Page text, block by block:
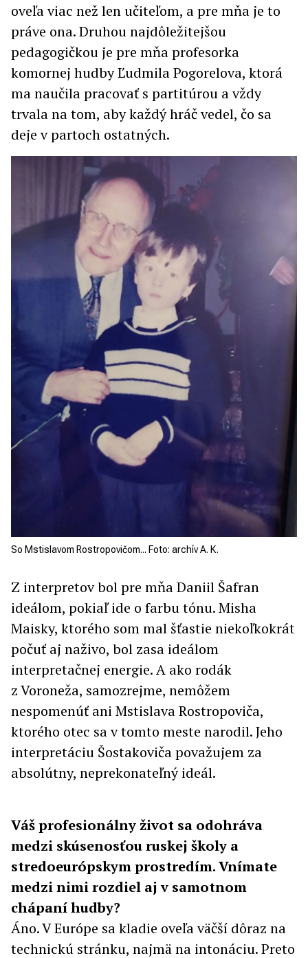
oveľa viac než len učiteľom, a pre mňa je to
práve ona. Druhou najdôležitejšou
pedagogičkou je pre mňa profesorka
komornej hudby Ľudmila Pogorelova, ktorá
ma naučila pracovať s partitúrou a vždy
trvala na tom, aby každý hráč vedel, čo sa
deje v partoch ostatných.
So Mstislavom Rostropovičom... Foto: archív A. K.
Z interpretov bol pre mňa Daniil Šafran
ideálom, pokiaľ ide o farbu tónu. Misha
Maisky, ktorého som mal šťastie niekoľkokrát
počuť aj naživo, bol zasa ideálom
interpretačnej energie. A ako rodák
z Voroneža, samozrejme, nemôžem
nespomenúť ani Mstislava Rostropoviča,
ktorého otec sa v tomto meste narodil. Jeho
interpretáciu Šostakoviča považujem za
absolútny, neprekonateľný ideál.
Váš profesionálny život sa odohráva
medzi skúsenosťou ruskej školy a
stredoeurópskym prostredím. Vnímate
medzi nimi rozdiel aj v samotnom
chápaní hudby?
Áno. V Európe sa kladie oveľa väčší dôraz na
technickú stránku, najmä na intonáciu. Preto